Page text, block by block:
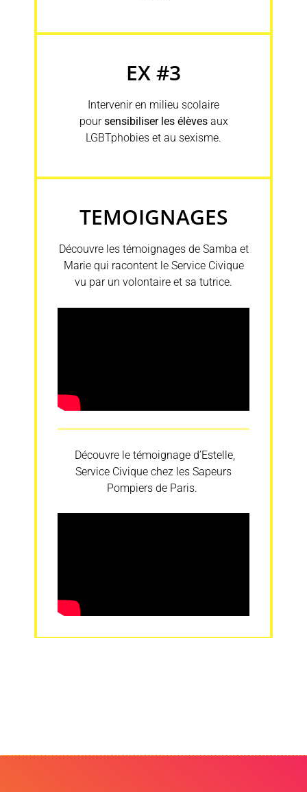
EX #3
Intervenir en milieu scolaire
poursensibiliser les élèvesaux
LGBTphobies et au sexisme.
TEMOIGNAGES
Découvre les témoignages de Samba et
Marie qui racontent le Service Civique
vu par un volontaire et sa tutrice.
Découvre le témoignage d’Estelle,
Service Civique chez les Sapeurs
Pompiers de Paris.